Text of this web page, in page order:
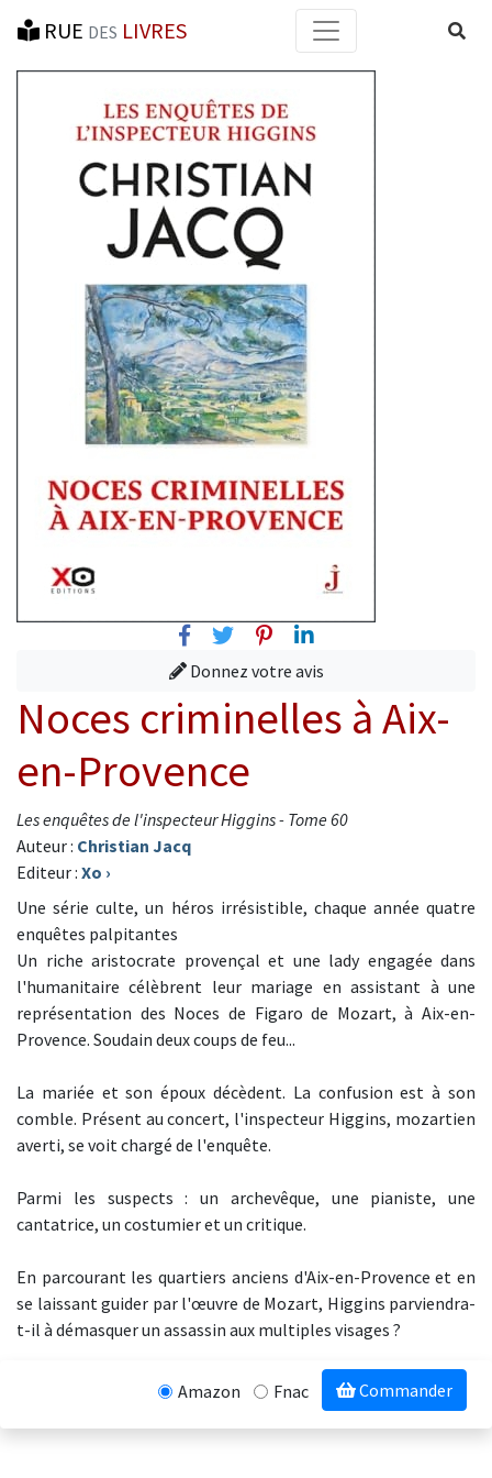
RUE DES LIVRES
FacebookTwitterPinterest
Linkedin
Donnez votre avis
Noces criminelles à Aix-
en-Provence
Les enquêtes de l'inspecteur Higgins - Tome 60
Auteur : Christian Jacq
Editeur : Xo ›
Une série culte, un héros irrésistible, chaque année quatre
enquêtes palpitantes
Un riche aristocrate provençal et une lady engagée dans
l'humanitaire célèbrent leur mariage en assistant à une
représentation des Noces de Figaro de Mozart, à Aix-en-
Provence. Soudain deux coups de feu...
La mariée et son époux décèdent. La confusion est à son
comble. Présent au concert, l'inspecteur Higgins, mozartien
averti, se voit chargé de l'enquête.
Parmi les suspects : un archevêque, une pianiste, une
cantatrice, un costumier et un critique.
En parcourant les quartiers anciens d'Aix-en-Provence et en
se laissant guider par l'œuvre de Mozart, Higgins parviendra-
t-il à démasquer un assassin aux multiples visages ?
Amazon Fnac Commander